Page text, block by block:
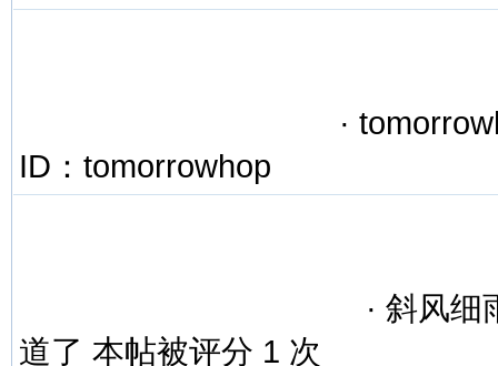
·
ID：tomorrowhop
· 斜风细
道了 本帖被评分 1 次